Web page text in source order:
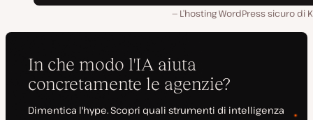
L’hosting WordPress sicuro di